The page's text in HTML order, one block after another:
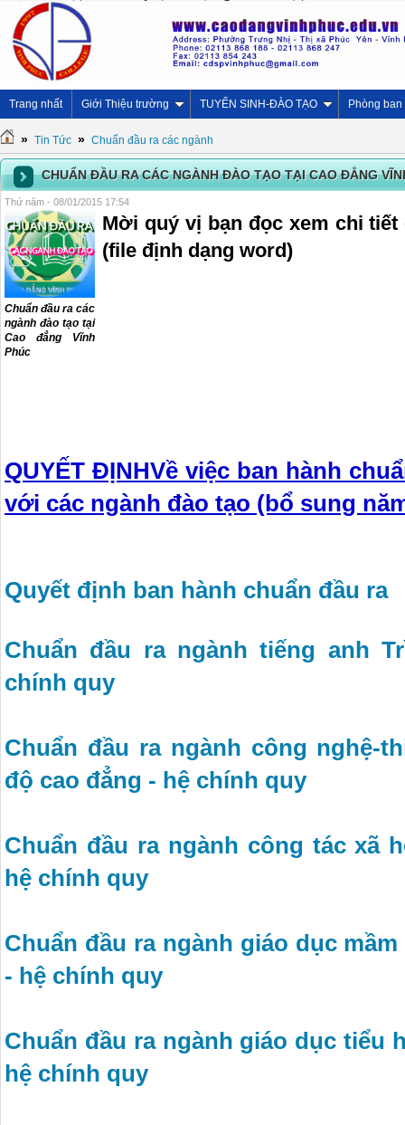
Trang nhất Giới Thiệu trường TUYỂN SINH-ĐÀO TẠO Phòng ban
» Tin Tức » Chuẩn đầu ra các ngành
CHUẨN ĐẦU RA CÁC NGÀNH ĐÀO TẠO TẠI CAO ĐẲNG
Thứ năm - 08/01/2015 17:54
Chuẩn đầu ra các
ngành đào tạo tại
Cao đẳng Vĩnh
Phúc
Mời quý vị bạn đọc xem chi
(file định dạng word)
QUYẾT ĐỊNHVề việc ban hành
với các ngành đào tạo (bổ sung
Quyết định ban hành chuẩn đầu ra
Chuẩn đầu ra ngành tiếng anh
chính quy
Chuẩn đầu ra ngành công nghệ-
độ cao đẳng - hệ chính quy
Chuẩn đầu ra ngành công tác xã
hệ chính quy
Chuẩn đầu ra ngành giáo dục
- hệ chính quy
Chuẩn đầu ra ngành giáo dục tiểu
hệ chính quy